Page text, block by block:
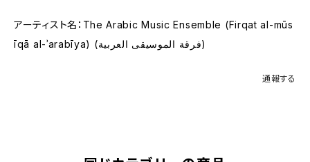
アーティスト名：The Arabic Music Ensemble (Firqat al-mūs
īqā al-ʾarabīya) (فرقة الموسيقى العربية)
通報する